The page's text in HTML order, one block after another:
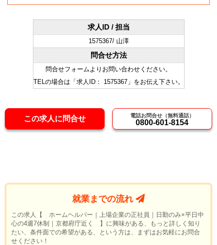
求人ID / 担当
1575367/ 山澤
問合せ方法
問合せフォームよりお問い合わせください。
TELの場合は「求人ID： 1575367」をお伝え下さい。
この求人に問合せ 電話お問合せ（無料通話）
0800-601-8154
就業までの流れ
この求人【 ホームヘルパー｜上場企業の正社員｜日勤のみ×平日中
心の4週7休制｜京都府庁近く 】に興味がある、もっと詳しく知り
たい、条件面での希望がある、という方は、まずはお気軽にお問合
せください！